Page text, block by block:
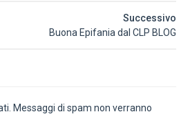
Successivo
Buona Epifania dal CLP BLOG
Messaggi di spam non verranno